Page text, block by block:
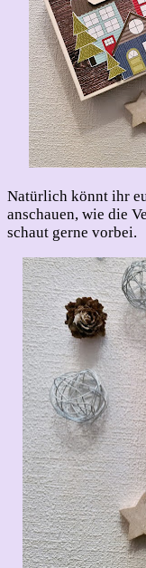
Natürlich könnt ihr
anschauen, wie die
schaut gerne vorbei.